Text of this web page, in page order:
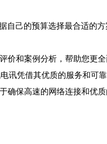
己的预算选择最合适的
和案例分析，帮助您更
讯凭借其优质的服务和可
确保高速的网络连接和优